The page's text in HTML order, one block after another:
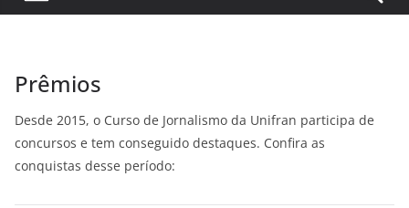
Prêmios
Desde 2015, o Curso de Jornalismo da Unifran participa de
concursos e tem conseguido destaques. Confira as
conquistas desse período: